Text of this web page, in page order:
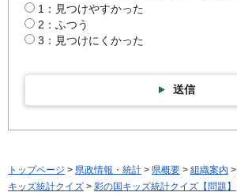
1：見つけやすかった
2：ふつう
3：見つけにくかった
送信
トップページ > 県政情報・統計 > 県概要 > 組織案内 >
キッズ統計クイズ > 彩の国キッズ統計クイズ【問題】